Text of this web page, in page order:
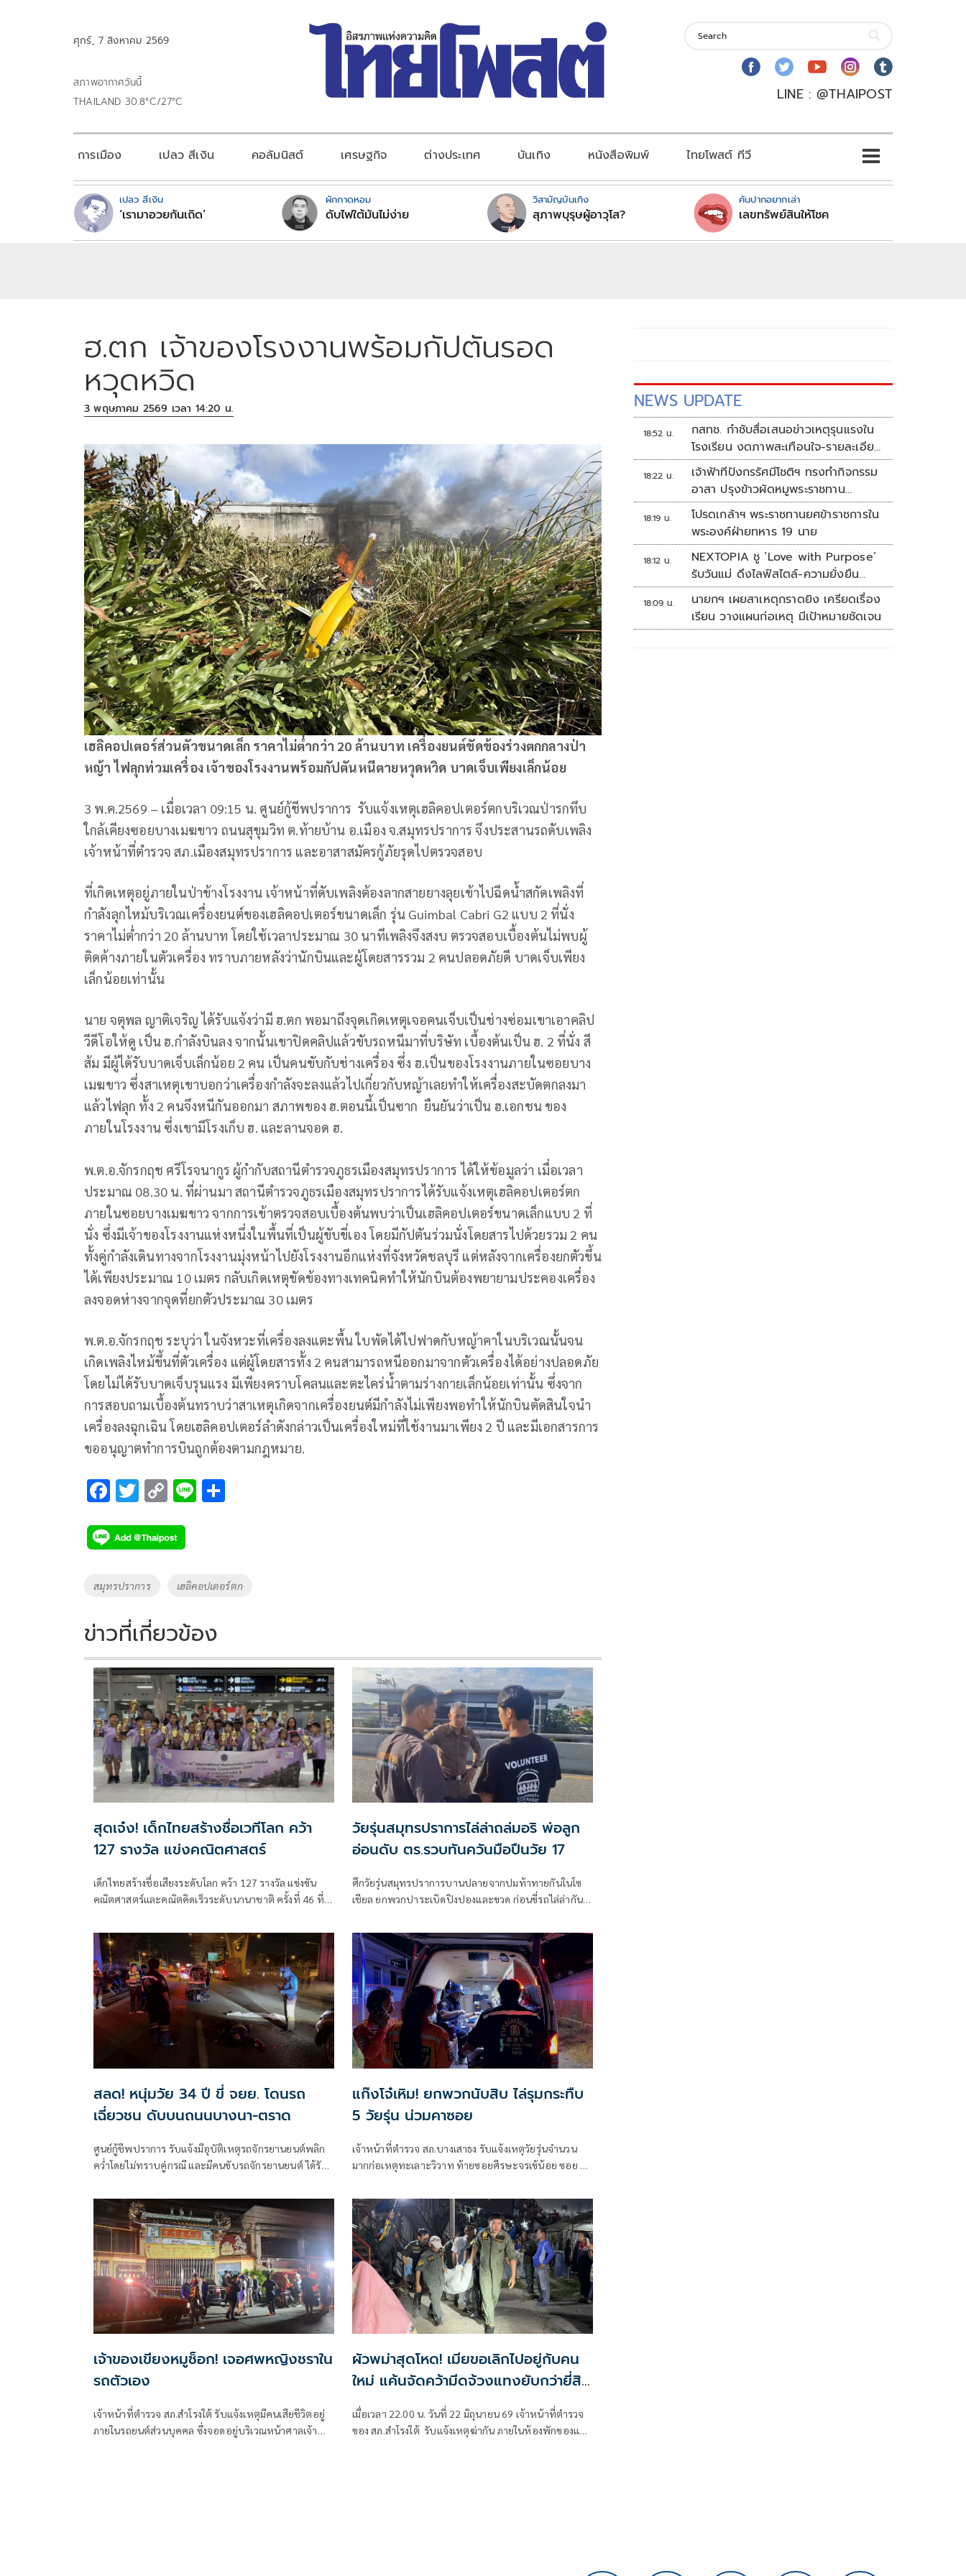
ศุกร์, 7 สิงหาคม 2569
สภาพอากาศวันนี้
THAILAND 30.8°C/27°C
LINE : @THAIPOST
การเมือง เปลว สีเงิน คอลัมนิสต์ เศรษฐกิจ ต่างประเทศ บันเทิง หนังสือพิมพ์ ไทยโพสต์ ทีวี
เปลว สีเงิน
‘เรามาอวยกันเถิด’
ผักกาดหอม
ดับไฟใต้มันไม่ง่าย
วิสามัญบันเทิง
สุภาพบุรุษผู้อาวุโส?
คันปากอยากเล่า
เลขทรัพย์สินให้โชค
ฮ.ตก เจ้าของโรงงานพร้อมกัปตันรอด
หวุดหวิด
3 พฤษภาคม 2569 เวลา 14:20 น.
เฮลิคอปเตอร์ส่วนตัวขนาดเล็ก ราคาไม่ต่ำกว่า 20 ล้านบาท เครื่องยนต์ขัดข้องร่วงตกกลางป่า
หญ้า ไฟลุกท่วมเครื่อง เจ้าของโรงงานพร้อมกัปตันหนีตายหวุดหวิด บาดเจ็บเพียงเล็กน้อย
3 พ.ค.2569 – เมื่อเวลา 09:15 น. ศูนย์กู้ชีพปราการ รับแจ้งเหตุเฮลิคอปเตอร์ตกบริเวณป่ารกทึบ
ใกล้เคียงซอยบางเมฆขาว ถนนสุขุมวิท ต.ท้ายบ้าน อ.เมือง จ.สมุทรปราการ จึงประสานรถดับเพลิง
เจ้าหน้าที่ตำรวจ สภ.เมืองสมุทรปราการ และอาสาสมัครกู้ภัยรุดไปตรวจสอบ
​ที่เกิดเหตุอยู่ภายในป่าข้างโรงงาน เจ้าหน้าที่ดับเพลิงต้องลากสายยางลุยเข้าไปฉีดน้ำสกัดเพลิงที่
กำลังลุกไหม้บริเวณเครื่องยนต์ของเฮลิคอปเตอร์ขนาดเล็ก รุ่น Guimbal Cabri G2 แบบ 2 ที่นั่ง
ราคาไม่ต่ำกว่า 20 ล้านบาท โดยใช้เวลาประมาณ 30 นาทีเพลิงจึงสงบ ตรวจสอบเบื้องต้นไม่พบผู้
ติดค้างภายในตัวเครื่อง ทราบภายหลังว่านักบินและผู้โดยสารรวม 2 คนปลอดภัยดี บาดเจ็บเพียง
เล็กน้อยเท่านั้น
นาย จตุพล ญาติเจริญ ได้รับแจ้งว่ามี ฮ.ตก พอมาถึงจุดเกิดเหตุเจอคนเจ็บเป็นช่างซ่อมเขาเอาคลิป
วีดีโอให้ดู เป็น ฮ.กำลังบินลง จากนั้นเขาปิดคลิปแล้วขับรถหนีมาที่บริษัท เบื้องต้นเป็น ฮ. 2 ที่นั่ง สี
ส้ม มีผู้ได้รับบาดเจ็บเล็กน้อย 2 คน เป็นคนขับกับช่างเครื่อง ซึ่ง ฮ.เป็นของโรงงานภายในซอยบาง
เมฆขาว ซึ่งสาเหตุเขาบอกว่าเครื่องกำลังจะลงแล้วไปเกี่ยวกับหญ้าเลยทำให้เครื่องสะบัดตกลงมา
แล้วไฟลุก ทั้ง 2 คนจึงหนีกันออกมา สภาพของ ฮ.ตอนนี้เป็นซาก ยืนยันว่าเป็น ฮ.เอกชน ของ
ภายในโรงงาน ซึ่งเขามีโรงเก็บ ฮ. และลานจอด ฮ.
พ.ต.อ.จักรกฤช ศรีโรจนากูร ผู้กำกับสถานีตำรวจภูธรเมืองสมุทรปราการ ได้ให้ข้อมูลว่า เมื่อเวลา
ประมาณ 08.30 น. ที่ผ่านมา สถานีตำรวจภูธรเมืองสมุทรปราการได้รับแจ้งเหตุเฮลิคอปเตอร์ตก
ภายในซอยบางเมฆขาว จากการเข้าตรวจสอบเบื้องต้นพบว่าเป็นเฮลิคอปเตอร์ขนาดเล็กแบบ 2 ที่
นั่ง ซึ่งมีเจ้าของโรงงานแห่งหนึ่งในพื้นที่เป็นผู้ขับขี่เอง โดยมีกัปตันร่วมนั่งโดยสารไปด้วยรวม 2 คน
ทั้งคู่กำลังเดินทางจากโรงงานมุ่งหน้าไปยังโรงงานอีกแห่งที่จังหวัดชลบุรี แต่หลังจากเครื่องยกตัวขึ้น
ได้เพียงประมาณ 10 เมตร กลับเกิดเหตุขัดข้องทางเทคนิคทำให้นักบินต้องพยายามประคองเครื่อง
ลงจอดห่างจากจุดที่ยกตัวประมาณ 30 เมตร
​พ.ต.อ.จักรกฤช ระบุว่า ในจังหวะที่เครื่องลงแตะพื้น ใบพัดได้ไปฟาดกับหญ้าคาในบริเวณนั้นจน
เกิดเพลิงไหม้ขึ้นที่ตัวเครื่อง แต่ผู้โดยสารทั้ง 2 คนสามารถหนีออกมาจากตัวเครื่องได้อย่างปลอดภัย
โดยไม่ได้รับบาดเจ็บรุนแรง มีเพียงคราบโคลนและตะไคร่น้ำตามร่างกายเล็กน้อยเท่านั้น ซึ่งจาก
การสอบถามเบื้องต้นทราบว่าสาเหตุเกิดจากเครื่องยนต์มีกำลังไม่เพียงพอทำให้นักบินตัดสินใจนำ
เครื่องลงฉุกเฉิน โดยเฮลิคอปเตอร์ลำดังกล่าวเป็นเครื่องใหม่ที่ใช้งานมาเพียง 2 ปี และมีเอกสารการ
ขออนุญาตทำการบินถูกต้องตามกฎหมาย.
F
e
b
o
k
T
tt
er
C
p
y
Li
k
Li
Tags
สมุทรปราการ เฮลิคอปเตอร์ตก
ข่าวที่เกี่ยวข้อง
สุดเจ๋ง! เด็กไทยสร้างชื่อเวทีโลก คว้า
127 รางวัล แข่งคณิตศาสตร์
เด็กไทยสร้างชื่อเสียงระดับโลก คว้า 127 รางวัล แข่งขัน
คณิตศาสตร์และคณิตคิดเร็วระดับนานาชาติ ครั้งที่ 46 ที่
วัยรุ่นสมุทรปราการไล่ล่าถล่มอริ พ่อลูก
อ่อนดับ ตร.รวบทันควันมือปืนวัย 17
ศึกวัยรุ่นสมุทรปราการบานปลายจากปมท้าทายกันในโซ
เชียล ยกพวกปาระเบิดปิงปองและขวด ก่อนขี่รถไล่ล่ากัน
สลด! หนุ่มวัย 34 ปี ขี่ จยย. โดนรถ
เฉี่ยวชน ดับบนถนนบางนา-ตราด
ศูนย์กู้ชีพปราการ รับแจ้งมีอุบัติเหตุรถจักรยานยนต์พลิก
คว่ำโดยไม่ทราบคู่กรณี และมีคนขับรถจักรยานยนต์ ได้รับ
แก๊งโจ๋เหิม! ยกพวกนับสิบ ไล่รุมกระทืบ
5 วัยรุ่น น่วมคาซอย
เจ้าหน้าที่ตำรวจ สภ.บางเสาธง รับแจ้งเหตุวัยรุ่นจำนวน
มากก่อเหตุทะเลาะวิวาท ท้ายซอยศีรษะจรเข้น้อย ซอย 5
เจ้าของเขียงหมูช็อก! เจอศพหญิงชราใน
รถตัวเอง
เจ้าหน้าที่ตำรวจ สภ.สำโรงใต้ รับแจ้งเหตุมีคนเสียชีวิตอยู่
ภายในรถยนต์ส่วนบุคคล ซึ่งจอดอยู่บริเวณหน้าศาลเจ้าพ่อ
ผัวพม่าสุดโหด! เมียขอเลิกไปอยู่กับคน
ใหม่ แค้นจัดคว้ามีดจ้วงแทงยับกว่ายี่สิบ
แผลดับคาห้อง
เมื่อเวลา 22.00 น. วันที่ 22 มิถุนายน 69 เจ้าหน้าที่ตำรวจ
ของ สภ.สำโรงใต้ รับแจ้งเหตุฆ่ากัน ภายในห้องพักของแคม
NEWS UPDATE
18:52 น.
กสทช. กำชับสื่อเสนอข่าวเหตุรุนแรงใน
โรงเรียน งดภาพสะเทือนใจ-รายละเอียด
เสี่ยงเลียนแบบ
18:22 น.
เจ้าฟ้าทีปังกรรัศมีโชติฯ ทรงทำกิจกรรม
อาสา ปรุงข้าวผัดหมูพระราชทาน
ประชาชน
18:19 น.
โปรดเกล้าฯ พระราชทานยศข้าราชการใน
พระองค์ฝ่ายทหาร 19 นาย
18:12 น.
NEXTOPIA ชู ‘Love with Purpose’
รับวันแม่ ดึงไลฟ์สไตล์-ความยั่งยืน
สร้างประสบการณ์ช้อปปิงมีความหมาย
18:09 น.
นายกฯ เผยสาเหตุกราดยิง เครียดเรื่อง
เรียน วางแผนก่อเหตุ มีเป้าหมายชัดเจน